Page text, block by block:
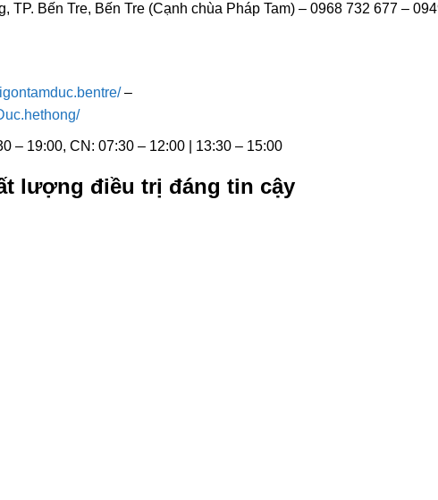
Bến Tre, Bến Tre (Cạnh chùa Pháp Tam) – 0968 732 677 –
–
– 19:00, CN: 07:30 – 12:00 | 13:30 – 15:00
lượng điều trị đáng tin cậy